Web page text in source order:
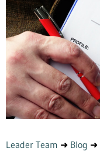
Leader Team ➜ Blog ➜